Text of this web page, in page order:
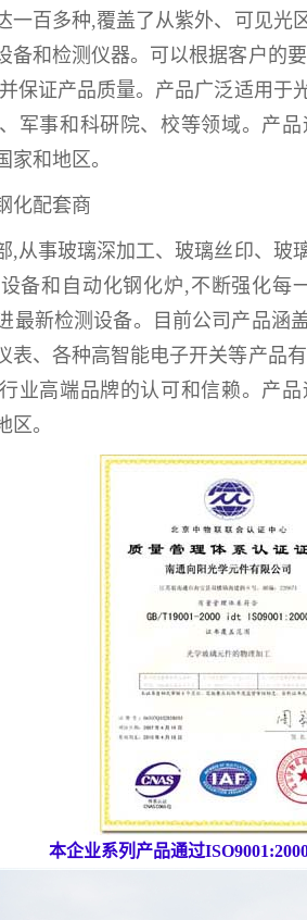
一百多种,覆盖了从紫外、可见光
备和检测仪器。可以根据客户的
保证产品质量。产品广泛适用于
军事和科硏院、校等领域。产品
家和地区。
化配套商
,从事玻璃深加工、玻璃丝印、玻
备和自动化钢化炉,不断强化每
最新检测设备。目前公司产品涵
表、各种高智能电子开关等产品
业高端品牌的认可和信赖。产
区。
本企业系列产品通过